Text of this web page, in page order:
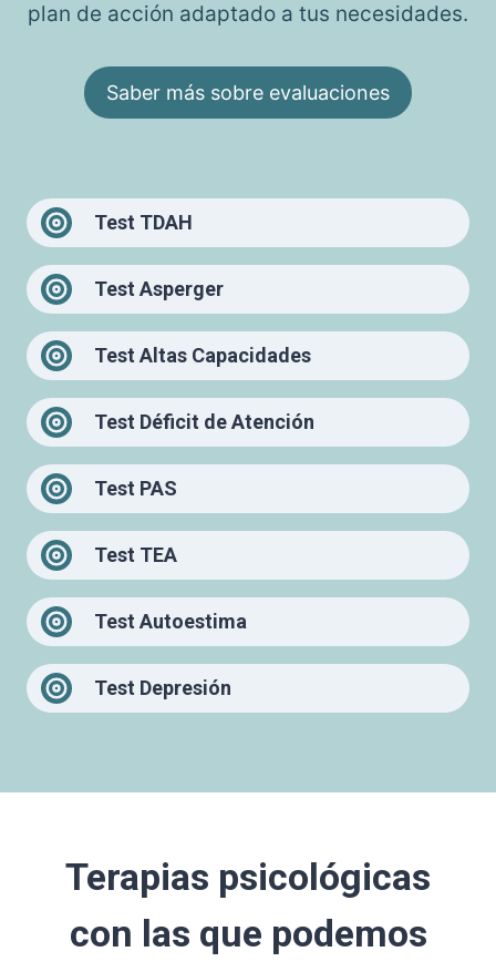
plan de acción adaptado a tus necesidades.
Saber más sobre evaluaciones
Test TDAH
Test Asperger
Test Altas Capacidades
Test Déficit de Atención
Test PAS
Test TEA
Test Autoestima
Test Depresión
Terapias psicológicas
con las que podemos